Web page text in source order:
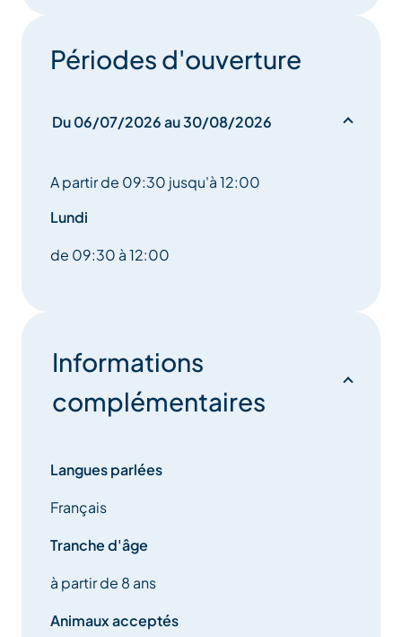
Périodes d'ouverture
Du 06/07/2026 au 30/08/2026
A partir de 09:30 jusqu'à 12:00
Lundi
de 09:30 à 12:00
Informations
complémentaires
Langues parlées
Français
Tranche d'âge
à partir de 8 ans
Animaux acceptés